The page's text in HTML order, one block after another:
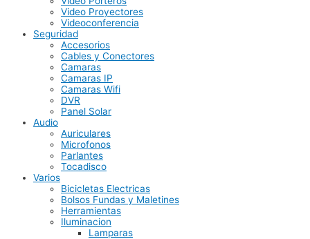
Video Proyectores
Videoconferencia
Seguridad
Accesorios
Cables y Conectores
Camaras
Camaras IP
Camaras Wifi
DVR
Panel Solar
Audio
Auriculares
Microfonos
Parlantes
Tocadisco
Varios
Bicicletas Electricas
Bolsos Fundas y Maletines
Herramientas
Iluminacion
Lamparas